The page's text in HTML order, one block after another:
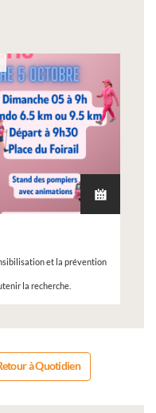
et la prévention
la recherche.
à Quotidien